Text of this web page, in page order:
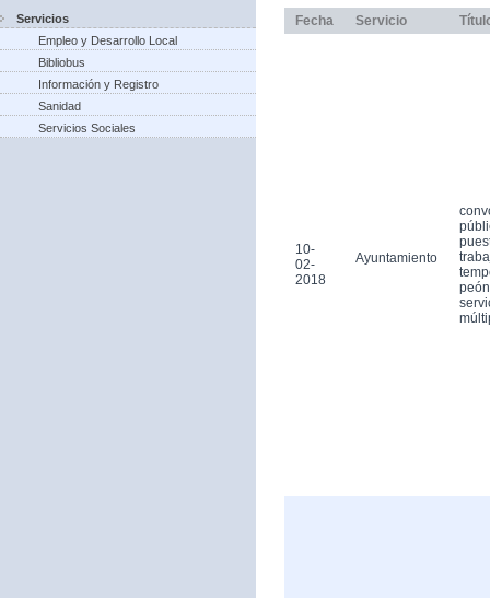
Servicios
Empleo y Desarrollo Local
Bibliobus
Información y Registro
Sanidad
Servicios Sociales
Fecha Servicio
10-
02-
2018
Ayuntamiento